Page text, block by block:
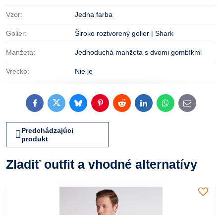
Vzor: Jedna farba
Golier: Široko roztvorený golier | Shark
Manžeta: Jednoduchá manžeta s dvomi gombíkmi
Vrecko: Nie je
FacebookTwitterBlueskyPinterestRedditLinkedInWhatsApp
E-
mail
Predchádzajúci
produkt
Zladiť outfit a vhodné alternatívy